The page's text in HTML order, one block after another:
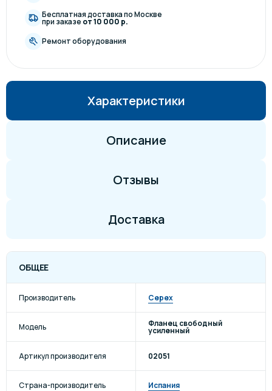
Бесплатная доставка по Москве
при заказе от 10 000 р.
Ремонт оборудования
Характеристики
Описание
Отзывы
Доставка
ОБЩЕЕ
Производитель Cepex
Модель Фланец свободный
усиленный
Артикул производителя 02051
Страна-производитель Испания